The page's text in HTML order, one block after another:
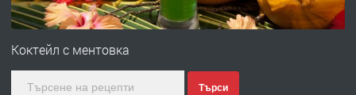
ПРЕДЛАГА
Професионална зеленчукорезачка
Коктейл с ментовка
Търси